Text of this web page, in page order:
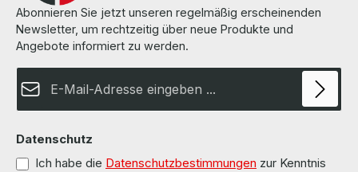
Abonnieren Sie jetzt unseren regelmäßig erscheinenden
Newsletter, um rechtzeitig über neue Produkte und
Angebote informiert zu werden.
Datenschutz
Ich habe die Datenschutzbestimmungen zur Kenntnis